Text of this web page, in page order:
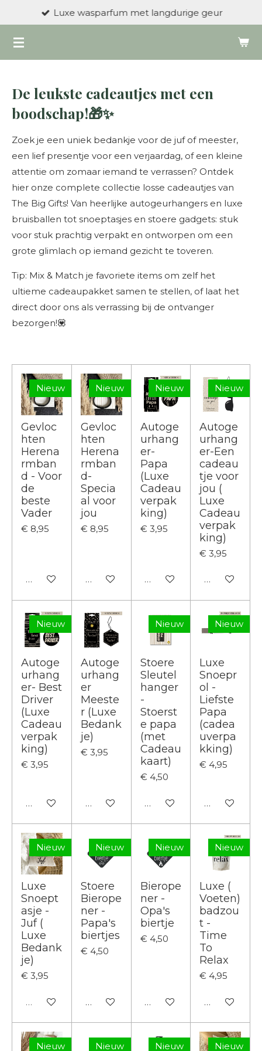
naar
de
Luxe wasparfum met langdurige geur
De leukste cadeautjes met een
boodschap!🎁✨
Zoek je een uniek bedankje voor de juf of meester,
een lief presentje voor een verjaardag, of een kleine
attentie om zomaar iemand te verrassen? Ontdek
hier onze complete collectie losse cadeautjes van
The Big Gifts! Van heerlijke autogeurhangers en luxe
bruisballen tot snoeptasjes en stoere gadgets: stuk
voor stuk prachtig verpakt en ontworpen om een
grote glimlach op iemand gezicht te toveren.
Tip: Mix & Match je favoriete items om zelf het
ultieme cadeaupakket samen te stellen, of laat het
direct door ons als verrassing bij de ontvanger
bezorgen!💟
Nieuw
Gevloc
hten
Herena
rmban
d - Voor
de
beste
Vader
€ 8,95
In winkelwagen
Nieuw
Gevloc
hten
Herena
rmban
d-
Specia
al voor
jou
€ 8,95
In winkelwagen
Nieuw
Autoge
urhang
er-
Papa
(Luxe
Cadeau
verpak
king)
€ 3,95
In winkelwagen
Nieuw
Autoge
urhang
er-Een
cadeau
tje voor
jou (
Luxe
Cadeau
verpak
king)
€ 3,95
In
Nieuw
Autoge
urhang
er- Best
Driver
(Luxe
Cadeau
verpak
king)
€ 3,95
In winkelwagen
Autoge
urhang
er
Meeste
r (Luxe
Bedank
je)
€ 3,95
In winkelwagen
Nieuw
Stoere
Sleutel
hanger
-
Stoerst
e papa
(met
Cadeau
kaart)
€ 4,50
In winkelwagen
Nieuw
Luxe
Snoepr
ol -
Liefste
Papa
(cadea
uverpa
kking)
€ 4,95
In
Nieuw
Luxe
Snoept
asje -
Juf (
Luxe
Bedank
je)
€ 3,95
Uitverkocht
Nieuw
Stoere
Bierope
ner -
Papa's
biertjes
€ 4,50
In winkelwagen
Nieuw
Bierope
ner -
Opa's
biertje
€ 4,50
In winkelwagen
Nieuw
Luxe (
Voeten)
badzou
t -
Time
To
Relax
€ 4,95
In
Nieuw Nieuw Nieuw Nieuw